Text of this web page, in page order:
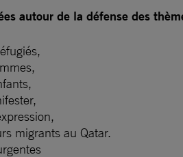
autour de la défense des
migrants au Qatar.